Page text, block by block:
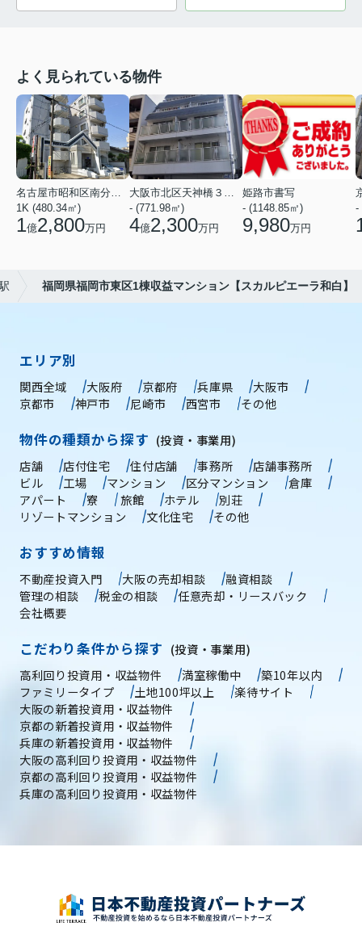
よく見られている物件
1K (480.34㎡)
1億2,800万円
- (771.98㎡)
4億2,300万円
姫路市書写
- (1148.85㎡)
9,980万円
-
福岡県福岡市東区1棟収益マンション【スカルピエーラ和白】
エリア別
関西全域 大阪府 京都府 兵庫県
大阪市
京都市
神戸市 尼崎市 西宮市 その他
物件の種類から探す (投資・事業用)
店舗
店付住宅 住付店舗 事務所
店舗事務所
ビル
工場 マンション 区分マンション
倉庫
アパート
寮 旅館 ホテル
別荘
リゾートマンション
文化住宅 その他
おすすめ情報
不動産投資入門 大阪の売却相談
融資相談
管理の相談
税金の相談
任意売却・リースバック
会社概要
こだわり条件から探す (投資・事業用)
高利回り投資用・収益物件
満室稼働中
築10年以内
ファミリータイプ
土地100坪以上
楽待サイト
大阪の新着投資用・収益物件
京都の新着投資用・収益物件
兵庫の新着投資用・収益物件
大阪の高利回り投資用・収益物件
京都の高利回り投資用・収益物件
兵庫の高利回り投資用・収益物件